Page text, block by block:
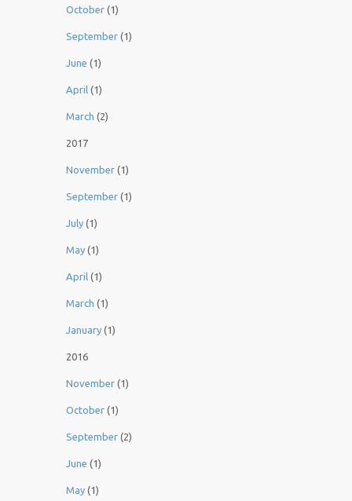
October (1)
September (1)
June (1)
April (1)
March (2)
2017
November (1)
September (1)
July (1)
May (1)
April (1)
March (1)
January (1)
2016
November (1)
October (1)
September (2)
June (1)
May (1)